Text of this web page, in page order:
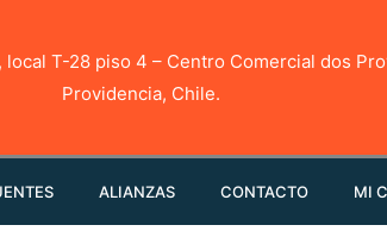
local T-28 piso 4 – Centro Comercial dos
Providencia, Chile.
ALIANZAS CONTACTO MI